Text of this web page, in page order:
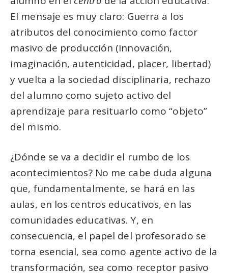
El mensaje es muy claro: Guerra a los
atributos del conocimiento como factor
masivo de producción (innovación,
imaginación, autenticidad, placer, libertad)
y vuelta a la sociedad disciplinaria, rechazo
del alumno como sujeto activo del
aprendizaje para resituarlo como “objeto”
del mismo.
¿Dónde se va a decidir el rumbo de los
acontecimientos? No me cabe duda alguna
que, fundamentalmente, se hará en las
aulas, en los centros educativos, en las
comunidades educativas. Y, en
consecuencia, el papel del profesorado se
torna esencial, sea como agente activo de la
transformación, sea como receptor pasivo